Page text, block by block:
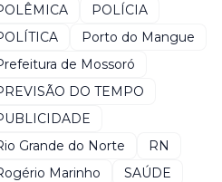
POLÍCIA
Porto do Mangue
de Mossoró
DO TEMPO
Grande do Norte
RN
Marinho
SAÚDE